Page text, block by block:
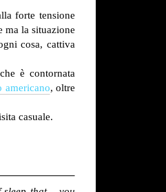
forte tensione
ma la situazione
cosa, cattiva
è contornata
americano, oltre
casuale.